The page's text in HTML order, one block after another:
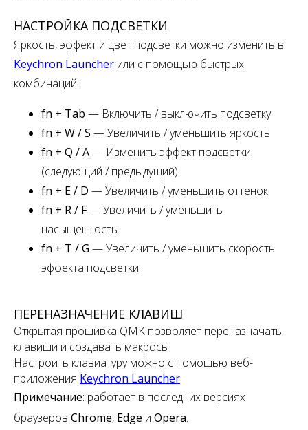
НАСТРОЙКА ПОДСВЕТКИ
Яркость, эффект и цвет подсветки можно изменить в
Keychron Launcher или с помощью быстрых
комбинаций:
fn + Tab — Включить / выключить подсветку
fn + W / S — Увеличить / уменьшить яркость
fn + Q / A— Изменить эффект подсветки
(следующий / предыдущий)
fn + E / D — Увеличить / уменьшить оттенок
fn + R / F— Увеличить / уменьшить
насыщенность
fn + T / G — Увеличить / уменьшить скорость
эффекта подсветки
ПЕРЕНАЗНАЧЕНИЕ КЛАВИШ
Открытая прошивка QMK позволяет переназначать
клавиши и создавать макросы.
Настроить клавиатуру можно с помощью веб-
приложения Keychron Launcher.
Примечание: работает в последних версиях
браузеров Chrome, Edge и Opera.